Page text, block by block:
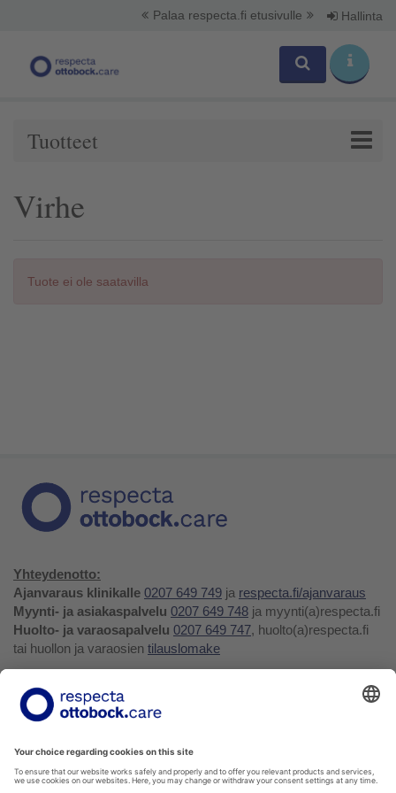
Palaa respecta.fi etusivulle Hallinta
Tuotteet
Virhe
Tuote ei ole saatavilla
Yhteydenotto:
Ajanvaraus klinikalle 0207 649 749 ja respecta.fi/ajanvaraus
Myynti- ja asiakaspalvelu 0207 649 748 ja myynti(a)respecta.fi
Huolto- ja varaosapalvelu 0207 649 747, huolto(a)respecta.fi
tai huollon ja varaosien tilauslomake
Facebook
Youtube
Tietosuojakäytäntö
Privacy Policy
Soittohinnat oman operaattorin matkapuhelin- tai
paikallispuhelumaksun mukaisesti.